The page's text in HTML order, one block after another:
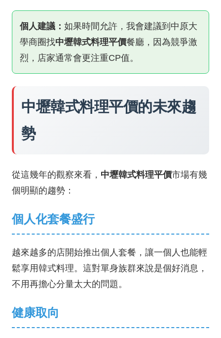
個人建議： 如果時間允許，我會建議到中原大
學商圈找中壢韓式料理平價餐廳，因為競爭激
烈，店家通常會更注重CP值。
中壢韓式料理平價的未來趨
勢
從這幾年的觀察來看， 中壢韓式料理平價市場有幾
個明顯的趨勢：
個人化套餐盛行
越來越多的店開始推出個人套餐，讓一個人也能輕
鬆享用韓式料理。這對單身族群來說是個好消息，
不用再擔心分量太大的問題。
健康取向